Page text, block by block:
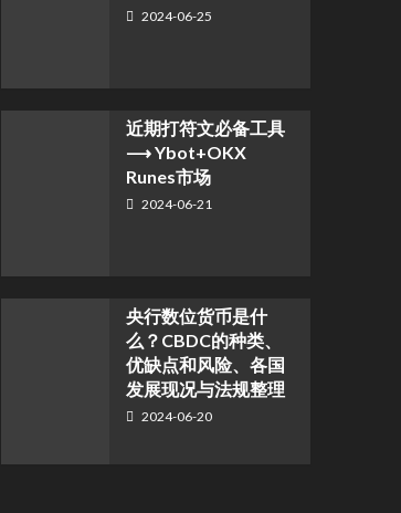
2024-06-25
近期打符文必备工具
⟶ Ybot+OKX
Runes市场
2024-06-21
央行数位货币是什
么？CBDC的种类、
优缺点和风险、各国
发展现况与法规整理
2024-06-20